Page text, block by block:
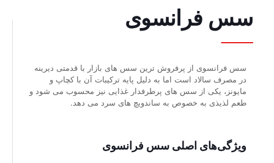
سس فرانسوی
__
سس فرانسوی از پرفروش ترین سس های بازار با قدمتی دیرینه
در مصرف سالاد است اما به دلیل پایه ترکیبات آن با کچاپ و
مایونز، یکی از سس های پرطرفدار غذایی نیز محسوب می شود و
طعم لذیذی به خصوص به ساندویچ های سرد می دهد.
ویژگی‌های اصلی سس فرانسوی